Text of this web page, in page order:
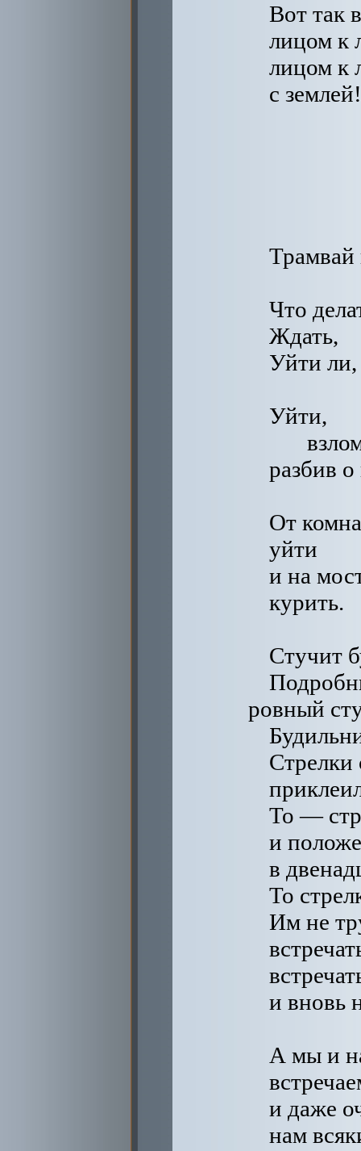
Вот так
лицом к
лицом к
с землей!
Что
Ждать,
Уйти ли,
Уйти,
разбив
От
уйти
и на
курить.
Стучит
ровный
То —
и
в
То
Им не
и вновь
А мы и
и даже
нам